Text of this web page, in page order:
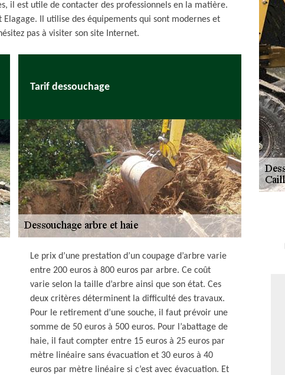
il est utile de contacter des professionnels en la matière.
Il utilise des équipements qui sont modernes et
pas à visiter son site Internet.
Tarif dessouchage
Le prix d’une prestation d’un coupage d’arbre varie
entre 200 euros à 800 euros par arbre. Ce coût
varie selon la taille d’arbre ainsi que son état. Ces
deux critères déterminent la difficulté des travaux.
Pour le retirement d’une souche, il faut prévoir une
somme de 50 euros à 500 euros. Pour l’abattage de
haie, il faut compter entre 15 euros à 25 euros par
mètre linéaire sans évacuation et 30 euros à 40
euros par mètre linéaire si c’est avec évacuation. Et